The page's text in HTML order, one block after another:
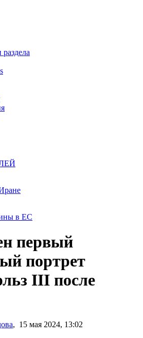
в ЕС
первый
портрет
III после
, 15 мая 2024, 13:02